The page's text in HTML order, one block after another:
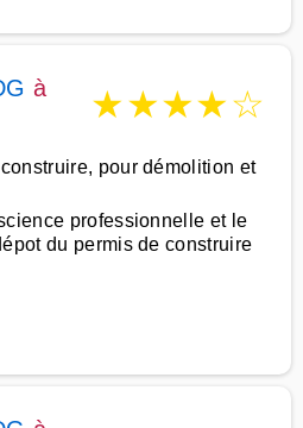
à
★★★★☆
pour démolition et
professionnelle et le
du permis de construire